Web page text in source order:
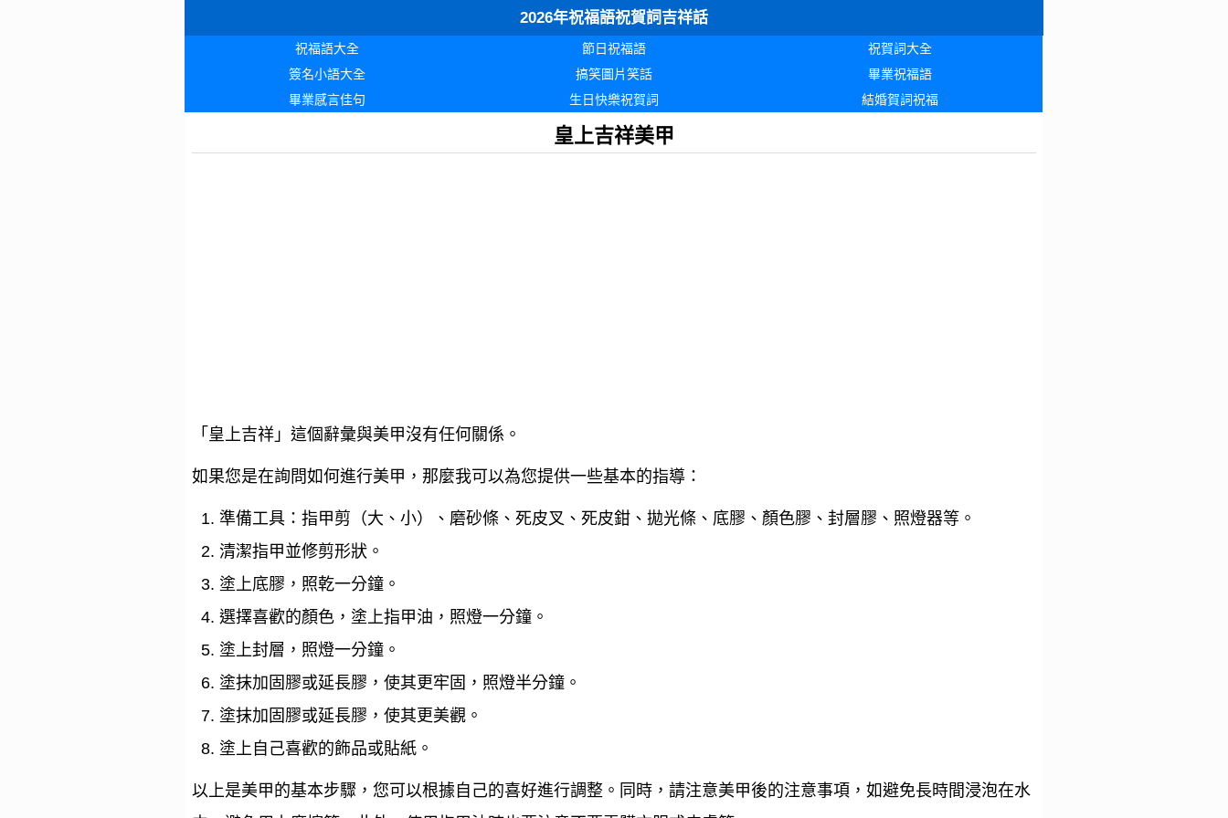
2026年祝福語祝賀詞吉祥話
祝福語大全 節日祝福語
祝賀詞大全
簽名小語大全
搞笑圖片笑話
畢業祝福語
畢業感言佳句
生日快樂祝賀詞 結婚賀詞祝福
皇上吉祥美甲
「皇上吉祥」這個辭彙與美甲沒有任何關係。
如果您是在詢問如何進行美甲，那麼我可以為您提供一些基本的指導：
準備工具：指甲剪（大、小）、磨砂條、死皮叉、死皮鉗、拋光條、底膠、顏色膠、封層膠、照燈器等。
清潔指甲並修剪形狀。
塗上底膠，照乾一分鐘。
選擇喜歡的顏色，塗上指甲油，照燈一分鐘。
塗上封層，照燈一分鐘。
塗抹加固膠或延長膠，使其更牢固，照燈半分鐘。
塗抹加固膠或延長膠，使其更美觀。
塗上自己喜歡的飾品或貼紙。
以上是美甲的基本步驟，您可以根據自己的喜好進行調整。同時，請注意美甲後的注意事項，如避免長時間浸泡在水